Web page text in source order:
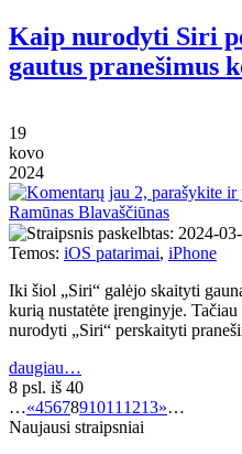
Kaip nurodyti Siri
gautus pranešimus
19
kovo
2024
Ramūnas Blavaščiūnas
Temos: iOS patarimai, iPhone
Iki šiol „Siri“ galėjo skaityti
kurią nustatėte įrenginyje.
nurodyti „Siri“ perskaityti
daugiau…
8 psl. iš 40
…«4567891011 1213»…
Naujausi straipsniai